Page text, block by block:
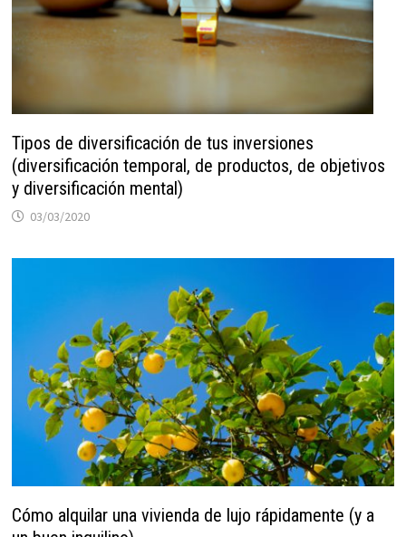
Tipos de diversificación de tus inversiones
(diversificación temporal, de productos, de objetivos
y diversificación mental)
03/03/2020
Cómo alquilar una vivienda de lujo rápidamente (y a